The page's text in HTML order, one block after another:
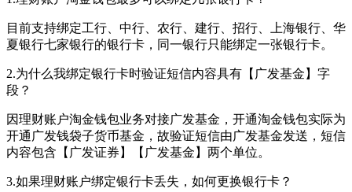
目前支持绑定工行、中行、农行、建行、招行、上海银行、华
夏银行七家银行的银行卡，同一银行只能绑定一张银行卡。
2.为什么我绑定银行卡时验证短信内容具有【广发基金】字
段？
因理财账户淘金钱包业务对接广发基金，开通淘金钱包实际为
开通广发钱袋子货币基金，故验证短信由广发基金发送，短信
内容包含【广发证券】【广发基金】两个单位。
3.如果理财账户绑定银行卡丢失，如何更换银行卡？